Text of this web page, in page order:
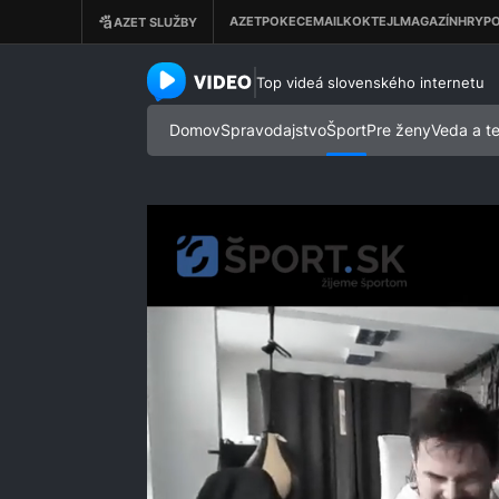
azet.video.sk
Top videá slovenského internetu
DomovSpravodajstvoŠportPre ženyVeda a